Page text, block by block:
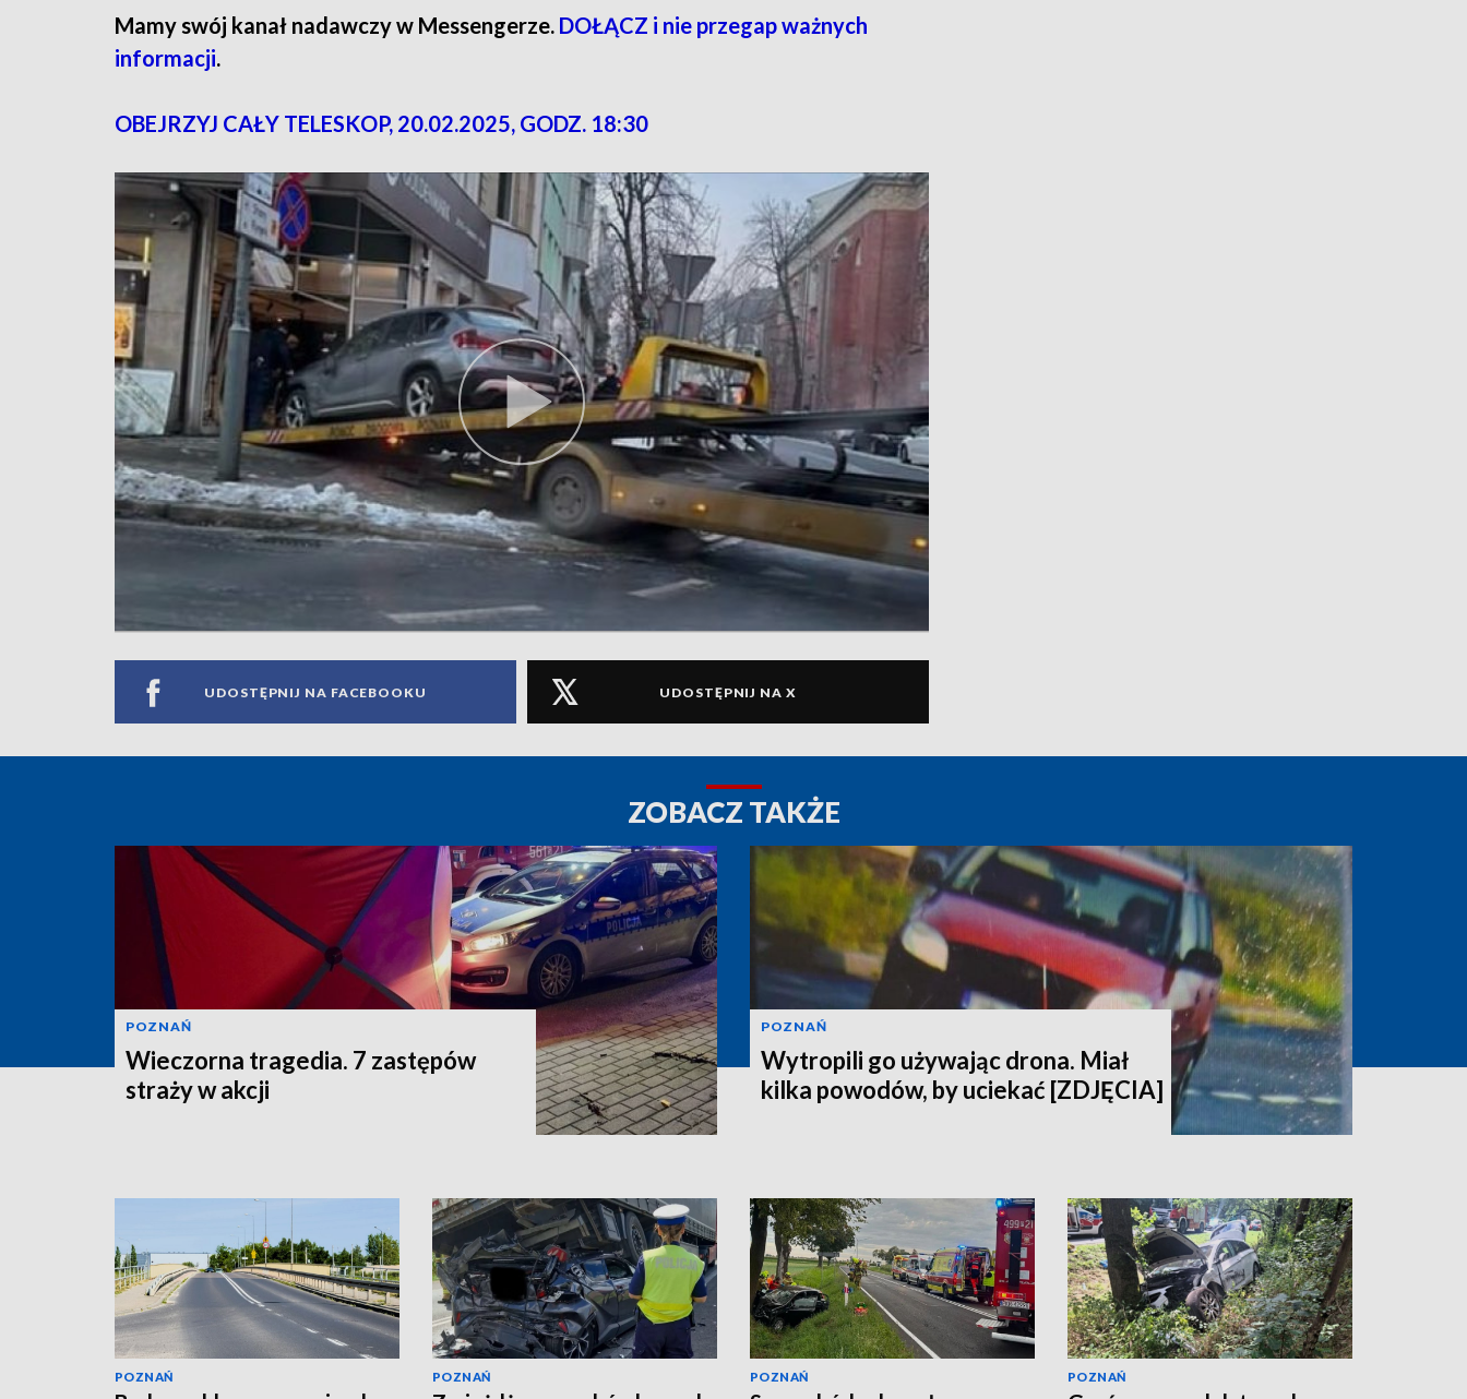
Mamy swój kanał nadawczy w Messengerze. DOŁĄCZ i nie przegap ważnych
informacji.
OBEJRZYJ CAŁY TELESKOP, 20.02.2025, GODZ. 18:30
UDOSTĘPNIJ NA FACEBOOKU UDOSTĘPNIJ NA X
ZOBACZ TAKŻE
POZNAŃ
Wieczorna tragedia. 7 zastępów
straży w akcji
POZNAŃ
Wytropili go używając drona. Miał
kilka powodów, by uciekać [ZDJĘCIA]
POZNAŃ POZNAŃ POZNAŃ POZNAŃ